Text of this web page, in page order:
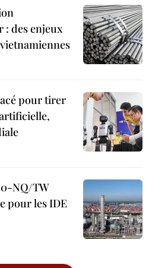
: des enjeux
pour tirer
NQ/TW
pour les IDE